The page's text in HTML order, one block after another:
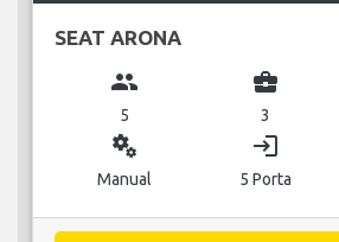
SEAT ARONA
group
5
business_center
3
miscellaneous_services
Manual
login
5 Porta